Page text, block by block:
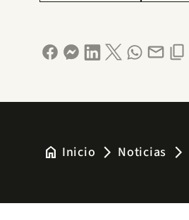
home Inicio arrow_forward_ios Noticias arrow_forward_ios